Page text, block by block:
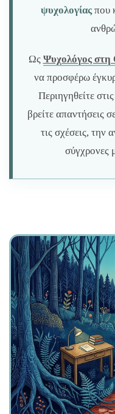
ψυχολογίαςπου
Ως Ψυχολόγος στη
να προσφέρω
Περιηγηθείτε
βρείτε απαντήσεις
τις σχέσεις, την
σύγχρονες